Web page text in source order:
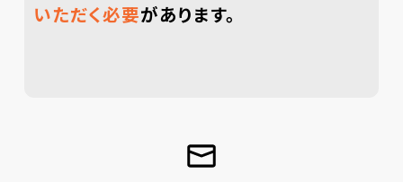
いただく必要があります。